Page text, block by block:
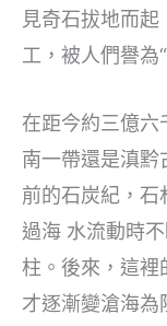
見奇石拔地而
工，被人們譽為
在距今約三億
南一帶還是滇黔
前的石炭紀，石
過海 水流動時
柱。後來，這裡
才逐漸變滄海為